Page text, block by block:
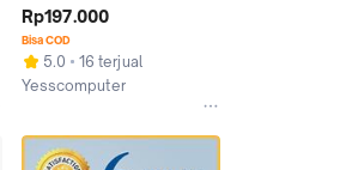
A46CB A46CM K46CB
K46CM S46C S46CM A41-
K56
Rp197.000
Bisa COD
5.0
16 terjual
Yesscomputer